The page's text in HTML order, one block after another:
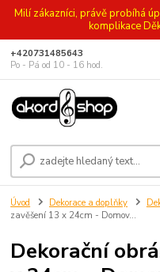
Milí zákazníci, právě probíhá
komplikace
+420731485643
Po - Pá od 10 - 16 hod.
Úvod Dekorace a doplňky
zavěšení 13 x 24cm - Domov...
Dekorační